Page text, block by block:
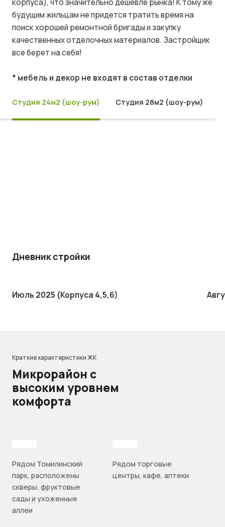
будущим жильцам не придется тратить время на
поиск хорошей ремонтной бригады и закупку
качественных отделочных материалов. Застройщик
все берет на себя!
* мебель и декор не входят в состав отделки
Студия 24м2 (шоу-рум) Студия 28м2 (шоу-рум)
Дневник стройки
Июль 2025 (Корпуса 4,5,6)
Краткие характеристики ЖК
Микрорайон с
высоким уровнем
комфорта
Рядом Томилинский
парк, расположены
скверы, фруктовые
сады и ухоженные
аллеи
Рядом торговые
центры, кафе, аптеки